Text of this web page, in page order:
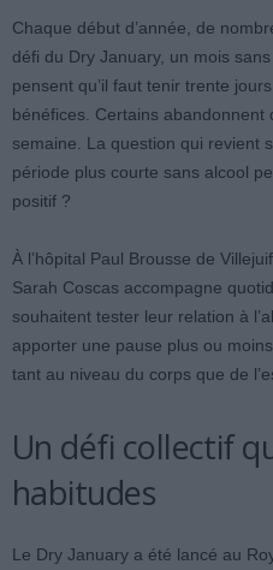
Chaque début d’année, de
défi du Dry January, un mois
pensent qu’il faut tenir trente
bénéfices. Certains abandonnent
semaine. La question qui revient
période plus courte sans alcool
positif ?
À l’hôpital Paul Brousse de
Sarah Coscas accompagne
souhaitent tester leur relation à
apporter une pause plus ou
tant au niveau du corps que de
Un défi collectif
habitudes
Le Dry January a été lancé au